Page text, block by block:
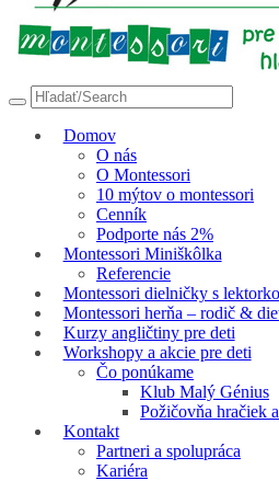
Domov
O nás
O Montessori
10 mýtov o montessori
Cenník
Podporte nás 2%
Montessori Miniškôlka
Referencie
Montessori dielničky s
Montessori herňa – rodič &
Kurzy angličtiny pre deti
Workshopy a akcie pre deti
Čo ponúkame
Klub Malý Génius
Požičovňa hračiek
Kontakt
Partneri a spolupráca
Kariéra